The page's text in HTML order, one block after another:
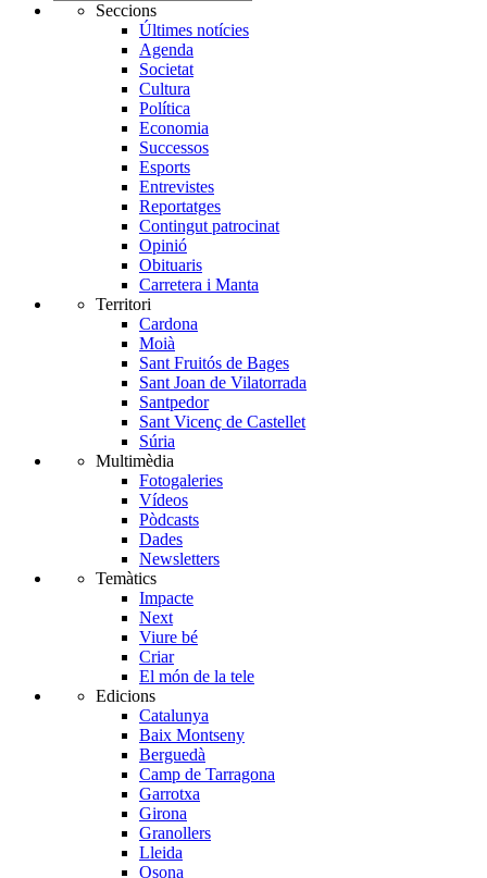
Seccions
Últimes notícies
Agenda
Societat
Cultura
Política
Economia
Successos
Esports
Entrevistes
Reportatges
Contingut patrocinat
Opinió
Obituaris
Carretera i Manta
Territori
Cardona
Moià
Sant Fruitós de Bages
Sant Joan de Vilatorrada
Santpedor
Sant Vicenç de Castellet
Súria
Multimèdia
Fotogaleries
Vídeos
Pòdcasts
Dades
Newsletters
Temàtics
Impacte
Next
Viure bé
Criar
El món de la tele
Edicions
Catalunya
Baix Montseny
Berguedà
Camp de Tarragona
Garrotxa
Girona
Granollers
Lleida
Osona